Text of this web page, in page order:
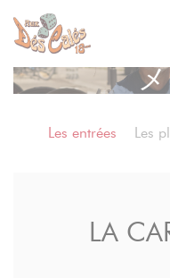
クッキー利用の管理につい
Les entrées Les
LA